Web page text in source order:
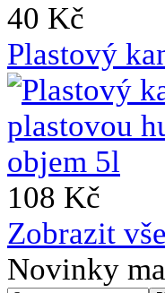
40 Kč
Plastový
108 Kč
Zobrazit
Novinky